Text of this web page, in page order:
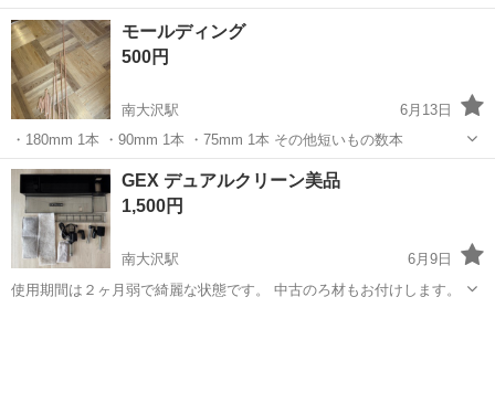
東京 八王子市 南大沢駅 その他
モールディング
500円
南大沢駅
6月13日
・180mm 1本 ・90mm 1本 ・75mm 1本 その他短いもの数本
東京 八王子市 南大沢駅 その他 モールディング
GEX デュアルクリーン美品
1,500円
南大沢駅
6月9日
使用期間は２ヶ月弱で綺麗な状態です。 中古のろ材もお付けします。